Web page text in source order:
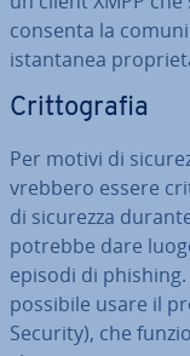
consenta la
istan­ta­nea
Crit­to­gra­fia
Per motivi di
vreb­be­ro essere
di sicurezza
potrebbe dare
episodi di
possibile usare il
Security), che